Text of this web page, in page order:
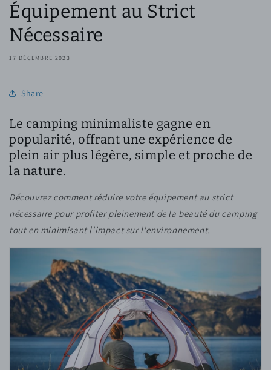
Équipement au Strict
Nécessaire
17 DÉCEMBRE 2023
Share
Le camping minimaliste gagne en
popularité, offrant une expérience de
plein air plus légère, simple et proche de
la nature.
Découvrez comment réduire votre équipement au strict
nécessaire pour profiter pleinement de la beauté du camping
tout en minimisant l'impact sur l'environnement.